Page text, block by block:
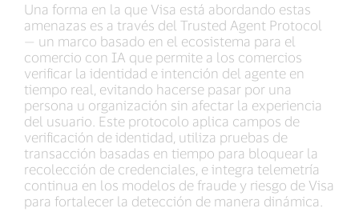
Una forma en la que Visa está abordando estas
amenazas es a través del Trusted Agent Protocol
— un marco basado en el ecosistema para el
comercio con IA que permite a los comercios
verificar la identidad e intención del agente en
tiempo real, evitando hacerse pasar por una
persona u organización sin afectar la experiencia
del usuario. Este protocolo aplica campos de
verificación de identidad, utiliza pruebas de
transacción basadas en tiempo para bloquear la
recolección de credenciales, e integra telemetría
continua en los modelos de fraude y riesgo de Visa
para fortalecer la detección de manera dinámica.